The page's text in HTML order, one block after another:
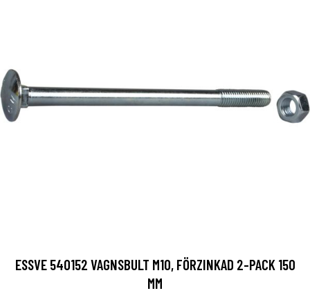
ESSVE 540152 VAGNSBULT M10, FÖRZINKAD 2-PACK 150
MM